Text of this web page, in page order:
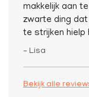
makkelijk aan
zwarte ding
te strijken hielp
– Lisa
Bekijk alle